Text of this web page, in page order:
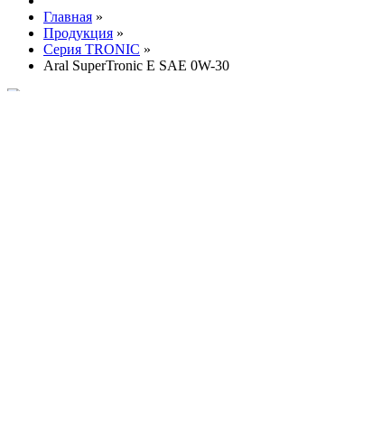
Главная »
Продукция »
Серия TRONIC »
Aral SuperTronic E SAE 0W-30